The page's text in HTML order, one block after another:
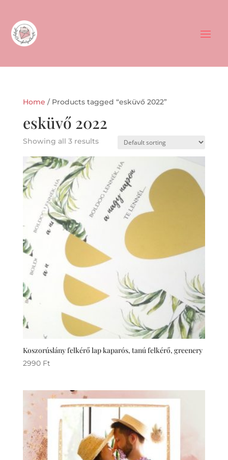
Home / Products tagged “esküvő 2022”
esküvő 2022
Showing all 3 results
Koszorúslány felkérő lap kaparós, tanú felkérő, greenery
2990 Ft